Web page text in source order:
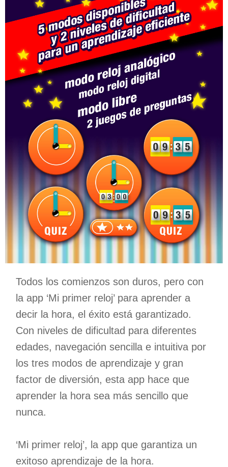
Todos los comienzos son duros, pero con
la app ‘Mi primer reloj’ para aprender a
decir la hora, el éxito está garantizado.
Con niveles de dificultad para diferentes
edades, navegación sencilla e intuitiva por
los tres modos de aprendizaje y gran
factor de diversión, esta app hace que
aprender la hora sea más sencillo que
nunca.
‘Mi primer reloj’, la app que garantiza un
exitoso aprendizaje de la hora.